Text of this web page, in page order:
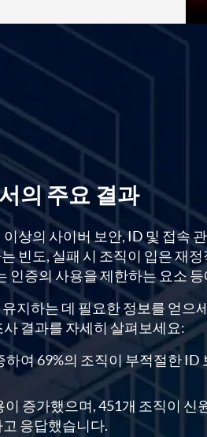
의 주요 결과
상의 사이버 보안, ID 및 접속
빈도, 실패 시 조직이 입은 재
인증의 사용을 제한하는 요소
지하는 데 필요한 정보를 얻으
결과를 자세히 살펴보세요:
여 69%의 조직이 부적절한 ID
증가했으며, 451개 조직이 신
응답했습니다.